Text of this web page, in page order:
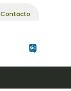
Contacto